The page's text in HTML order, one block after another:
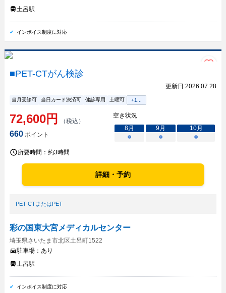
土呂駅
インボイス制度に対応
■PET-CTがん検診
更新日:2026.07.28
当月受診可 当日カード決済可 健診専用 土曜可 +1...
72,600円 （税込）
660ポイント
空き状況
8月 9月 10月
○
○ ○
所要時間： 約3時間
詳細・予約
PET-CTまたはPET
彩の国東大宮メディカルセンター
埼玉県さいたま市北区土呂町1522
駐車場： あり
土呂駅
インボイス制度に対応